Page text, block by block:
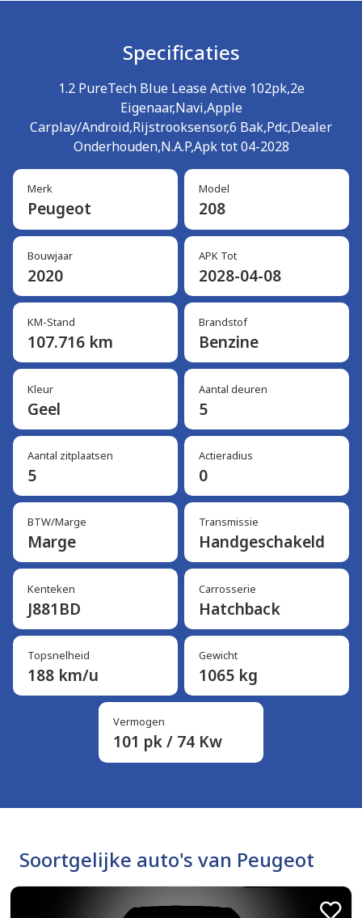
Specificaties
1.2 PureTech Blue Lease Active 102pk,2e
Eigenaar,Navi,Apple
Carplay/Android,Rijstrooksensor,6 Bak,Pdc,Dealer
Onderhouden,N.A.P,Apk tot 04-2028
Merk
Peugeot
Model
208
Bouwjaar
2020
APK Tot
2028-04-08
KM-Stand
107.716 km
Brandstof
Benzine
Kleur
Geel
Aantal deuren
5
Aantal zitplaatsen
5
Actieradius
0
BTW/Marge
Marge
Transmissie
Handgeschakeld
Kenteken
J881BD
Carrosserie
Hatchback
Topsnelheid
188 km/u
Gewicht
1065 kg
Vermogen
101 pk / 74 Kw
Soortgelijke auto's van Peugeot